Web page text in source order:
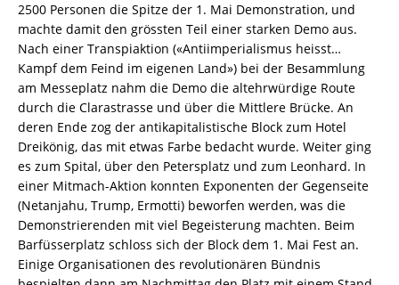
2500 Personen die Spitze der 1. Mai Demonstration, und
machte damit den grössten Teil einer starken Demo aus.
Nach einer Transpiaktion («Antiimperialismus heisst…
Kampf dem Feind im eigenen Land») bei der Besammlung
am Messeplatz nahm die Demo die altehrwürdige Route
durch die Clarastrasse und über die Mittlere Brücke. An
deren Ende zog der antikapitalistische Block zum Hotel
Dreikönig, das mit etwas Farbe bedacht wurde. Weiter ging
es zum Spital, über den Petersplatz und zum Leonhard. In
einer Mitmach-Aktion konnten Exponenten der Gegenseite
(Netanjahu, Trump, Ermotti) beworfen werden, was die
Demonstrierenden mit viel Begeisterung machten. Beim
Barfüsserplatz schloss sich der Block dem 1. Mai Fest an.
Einige Organisationen des revolutionären Bündnis